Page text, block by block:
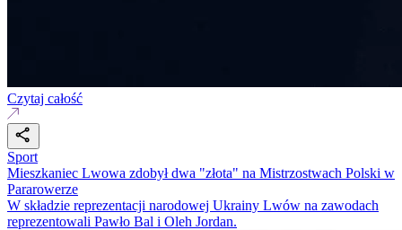
Czytaj całość
Sport
Mieszkaniec Lwowa zdobył dwa "złota" na Mistrzostwach Polski w
Pararowerze
W składzie reprezentacji narodowej Ukrainy Lwów na zawodach
reprezentowali Pawło Bal i Oleh Jordan.